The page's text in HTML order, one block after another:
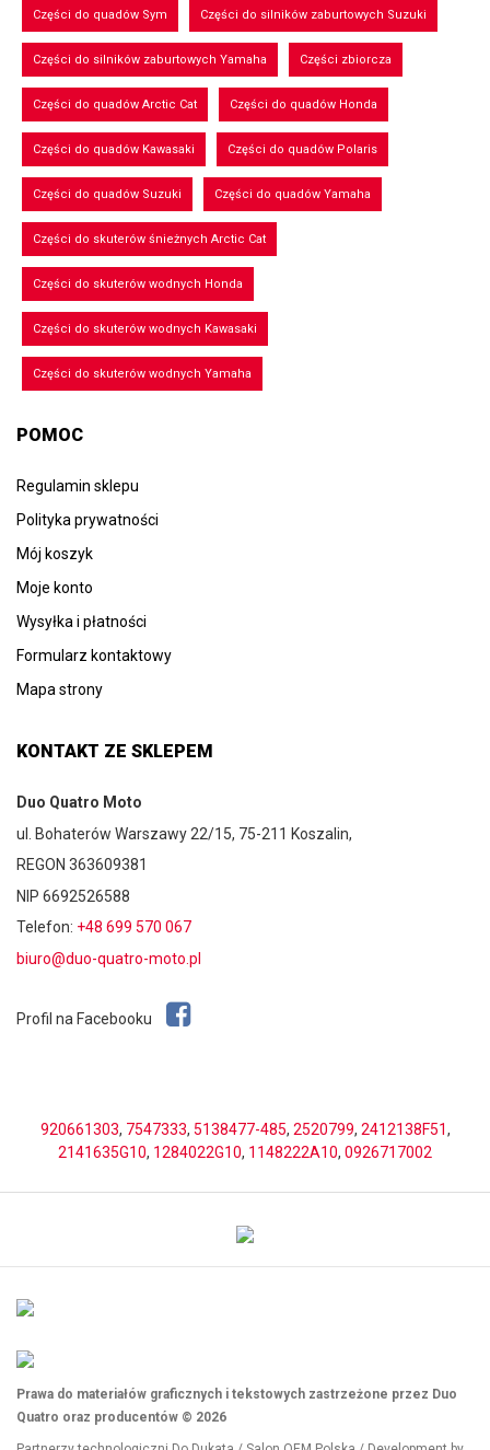
Części do quadów Sym Części do silników zaburtowych Suzuki
Części do silników zaburtowych Yamaha Części zbiorcza
Części do quadów Arctic Cat Części do quadów Honda
Części do quadów Kawasaki Części do quadów Polaris
Części do quadów Suzuki Części do quadów Yamaha
Części do skuterów śnieżnych Arctic Cat
Części do skuterów wodnych Honda
Części do skuterów wodnych Kawasaki
Części do skuterów wodnych Yamaha
POMOC
Regulamin sklepu
Polityka prywatności
Mój koszyk
Moje konto
Wysyłka i płatności
Formularz kontaktowy
Mapa strony
KONTAKT ZE SKLEPEM
Duo Quatro Moto
ul. Bohaterów Warszawy 22/15, 75-211 Koszalin,
REGON 363609381
NIP 6692526588
Telefon: +48 699 570 067
biuro@duo-quatro-moto.pl
Profil na Facebooku
920661303, 7547333, 5138477-485, 2520799, 2412138F51,
2141635G10, 1284022G10, 1148222A10, 0926717002
Prawa do materiałów graficznych i tekstowych zastrzeżone przez Duo
Quatro oraz producentów © 2026